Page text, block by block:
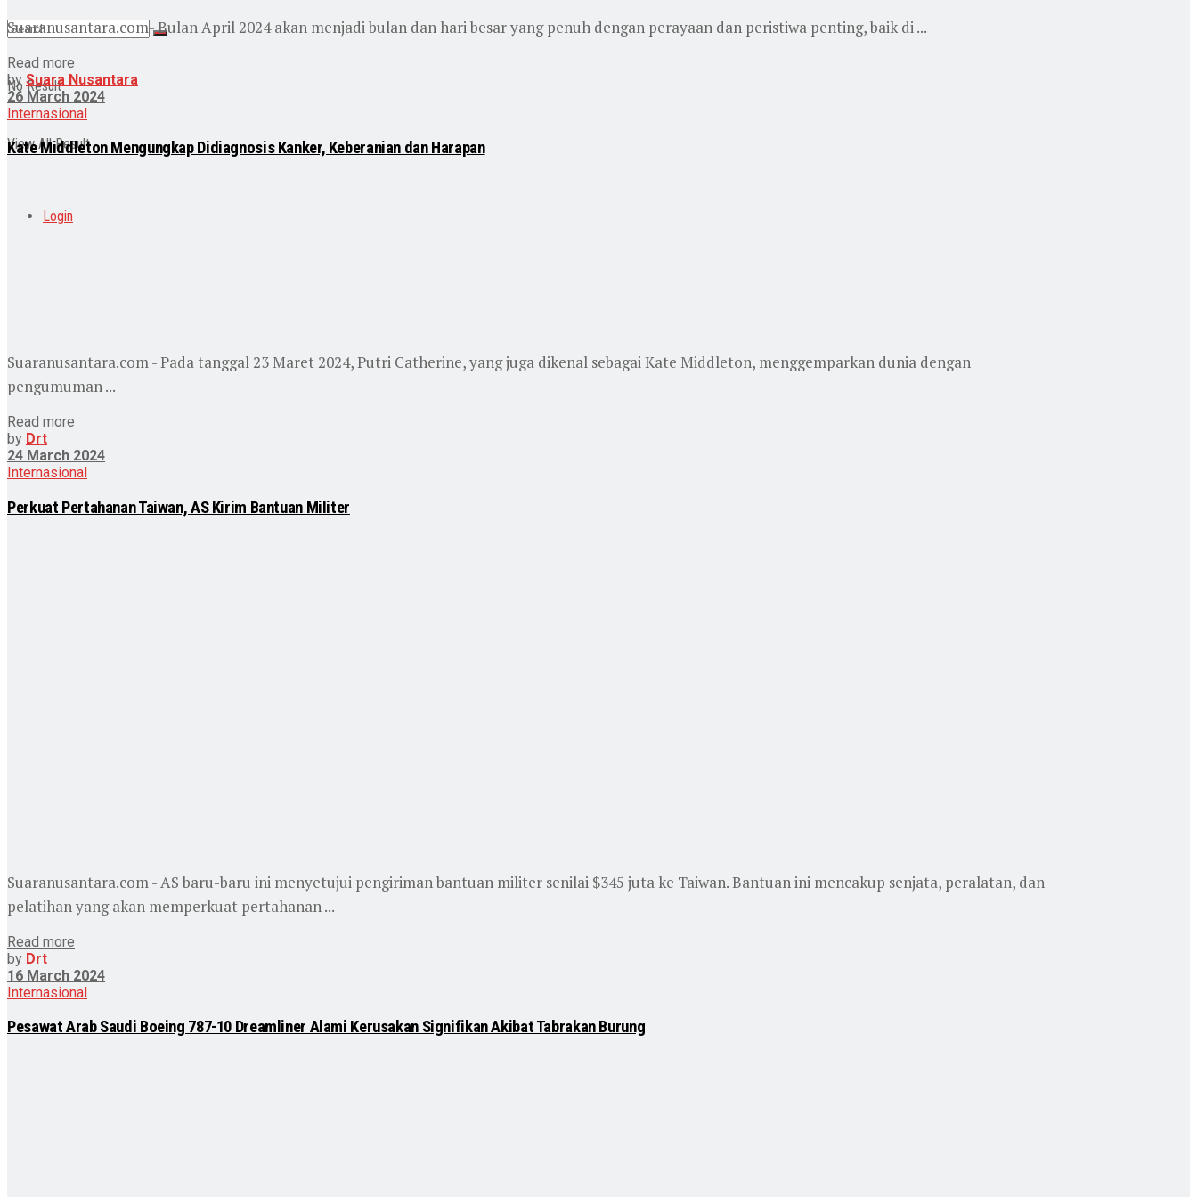
No Result
View All Result
Login
Suaranusantara.com- Bulan April 2024 akan menjadi bulan dan hari besar yang penuh dengan perayaan dan peristiwa penting, baik di ...
Read more
by Suara Nusantara
26 March 2024
Internasional
Kate Middleton Mengungkap Didiagnosis Kanker, Keberanian dan Harapan
Suaranusantara.com - Pada tanggal 23 Maret 2024, Putri Catherine, yang juga dikenal sebagai Kate Middleton, menggemparkan dunia dengan
pengumuman ...
Read more
by Drt
24 March 2024
Internasional
Perkuat Pertahanan Taiwan, AS Kirim Bantuan Militer
Suaranusantara.com - AS baru-baru ini menyetujui pengiriman bantuan militer senilai $345 juta ke Taiwan. Bantuan ini mencakup senjata, peralatan, dan
pelatihan yang akan memperkuat pertahanan ...
Read more
by Drt
16 March 2024
Internasional
Pesawat Arab Saudi Boeing 787-10 Dreamliner Alami Kerusakan Signifikan Akibat Tabrakan Burung